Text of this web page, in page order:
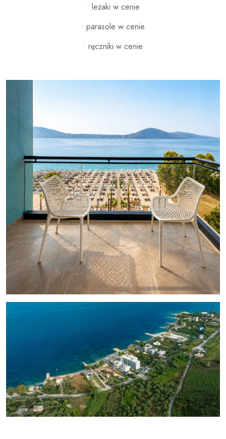
• leżaki w cenie
• parasole w cenie
• ręczniki w cenie